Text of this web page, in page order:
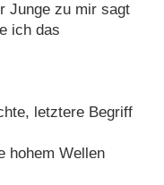
Junge zu mir sagt
ich das
letztere Begriff
hohem Wellen